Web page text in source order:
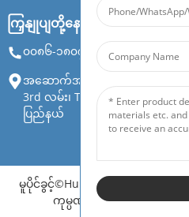
ကြှနျုပျတို့နောကျလိုကျပါ
၀၀၈၆-၁၈၀၇၅၁၀၈၈၈၀
အဆောက်အဦ 1၊
3rd လမ်း၊ Tianding လမ်း၊ Yuelu
ပြည်နယ်
မူပိုင်ခွင့်©Hunan Feibo
ကုမ္ပဏီလီမိတက်။ မူပိုင်ခွင့်မျာ